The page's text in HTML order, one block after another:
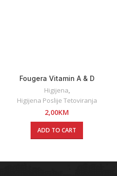
Fougera Vitamin A & D
Ointment 5g
Higijena
Higijena Poslije Tetoviranja
2,00KM
ADD TO CART